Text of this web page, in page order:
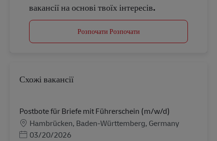
вакансії на основі твоїх інтересів.
Розпочати Розпочати
Схожі вакансії
Postbote für Briefe mit Führerschein (m/w/d)
Місцезнаходження
Hambrücken, Baden-Württemberg, Germany
Posted Date
03/20/2026